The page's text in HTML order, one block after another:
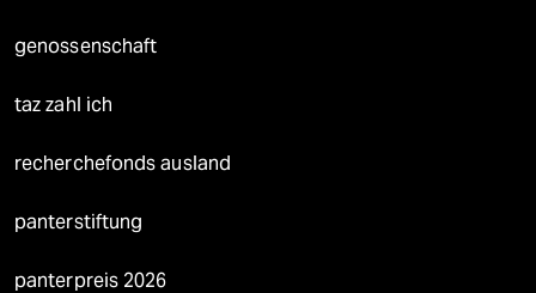
genossenschaft
taz zahl ich
recherchefonds ausland
panterstiftung
panterpreis 2026